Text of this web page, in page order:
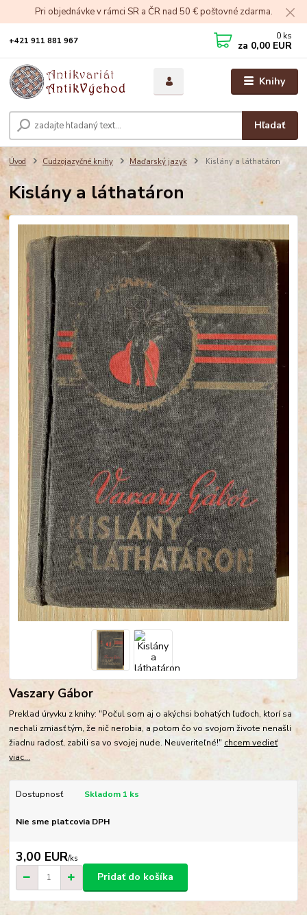
Pri objednávke v rámci SR a ČR nad 50 € poštovné zdarma.
Knihy
Hľadať
+421 911 881 967 0 ks
za 0,00 EUR
Úvod Cudzojazyčné knihy Maďarský jazyk Kislány a láthatáron
Kislány a láthatáron
Vaszary Gábor
Preklad úryvku z knihy: "Počul som aj o akýchsi bohatých ľuďoch, ktorí sa
nechali zmiasť tým, že nič nerobia, a potom čo vo svojom živote nenašli
žiadnu radosť, zabili sa vo svojej nude. Neuveriteľné!" chcem vedieť
viac...
Dostupnosť Skladom 1 ks
Nie sme platcovia DPH
3,00 EUR/ks
Pridať do košíka